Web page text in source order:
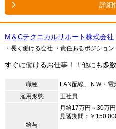
詳細
M＆Cテクニカルサポート株式会社
・長く働ける会社 ・責任あるポジション
すぐに働けるお仕事！！他にも多
職種
LAN配線、ＮＷ・電
雇用形態
正社員
給与
月給17万円～30万円
見習期間：￥